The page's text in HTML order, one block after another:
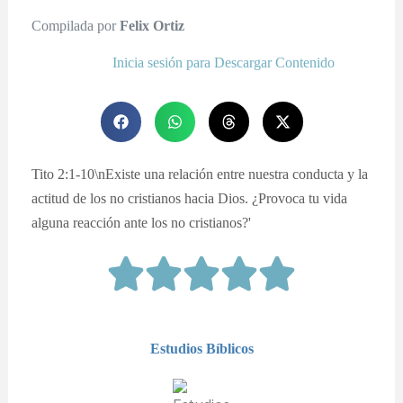
Compilada porFelix Ortiz
Inicia sesión para Descargar Contenido
Tito 2:1-10\nExiste una relación entre nuestra conducta y la
actitud de los no cristianos hacia Dios. ¿Provoca tu vida
alguna reacción ante los no cristianos?'
Estudios Bíblicos